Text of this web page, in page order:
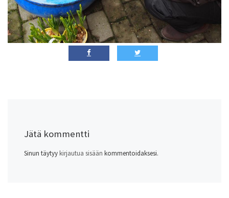
Jätä kommentti
Sinun täytyy kirjautua sisään kommentoidaksesi.